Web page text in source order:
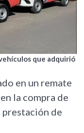
que adquirió
en un remate
la compra de
prestación de